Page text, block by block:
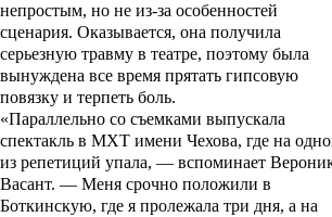
непростым, но не из-за особенностей
сценария. Оказывается, она получила
серьезную травму в театре, поэтому была
вынуждена все время прятать гипсовую
повязку и терпеть боль.
«Параллельно со съемками выпускала
спектакль в МХТ имени Чехова, где на
из репетиций упала, — вспоминает
Васант. — Меня срочно положили в
Боткинскую, где я пролежала три дня, а на